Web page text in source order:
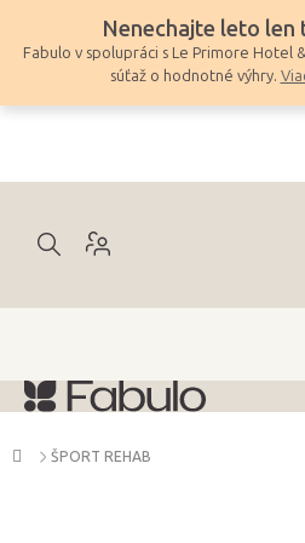
obsah
Nenechajte leto len
Fabulo v spolupráci s Le Primore Hotel
súťaž o hodnotné výhry.
Domov
ŠPORT REHAB